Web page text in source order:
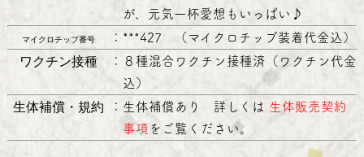
が、元気一杯愛想もいっぱい♪
マイクロチップ番号 ： ***427 （マイクロチップ装着代金込）
ワクチン接種 ：
８種混合ワクチン接種済（ワクチン代金
込）
生体補償・規約 ： 生体補償あり 詳しくは 生体販売契約
事項 をご覧ください。